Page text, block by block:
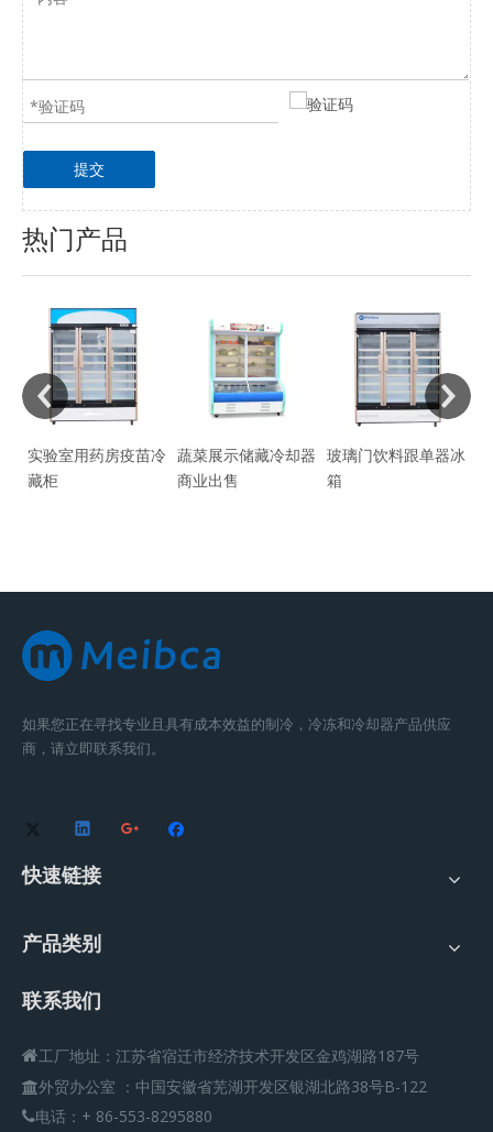
提交
热门产品
实验室用药房疫苗冷
藏柜
蔬菜展示储藏冷却器
商业出售
玻璃门饮料跟单器冰
箱
如果您正在寻找专业且具有成本效益的制冷，冷冻和冷却器产品供应
商，请立即联系我们。
快速链接
产品类别
联系我们
工厂地址：江苏省宿迁市经济技术开发区金鸡湖路187号
外贸办公室 ： 中国安徽省芜湖开发区银湖北路38号B-122
电话：+ 86-553-8295880